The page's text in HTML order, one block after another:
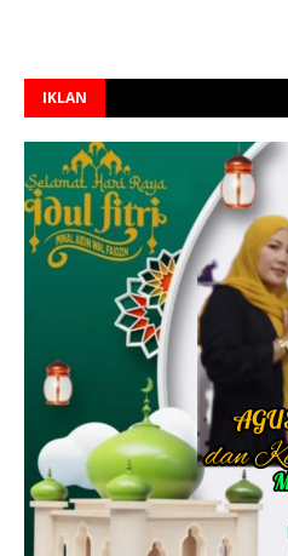
IKLAN